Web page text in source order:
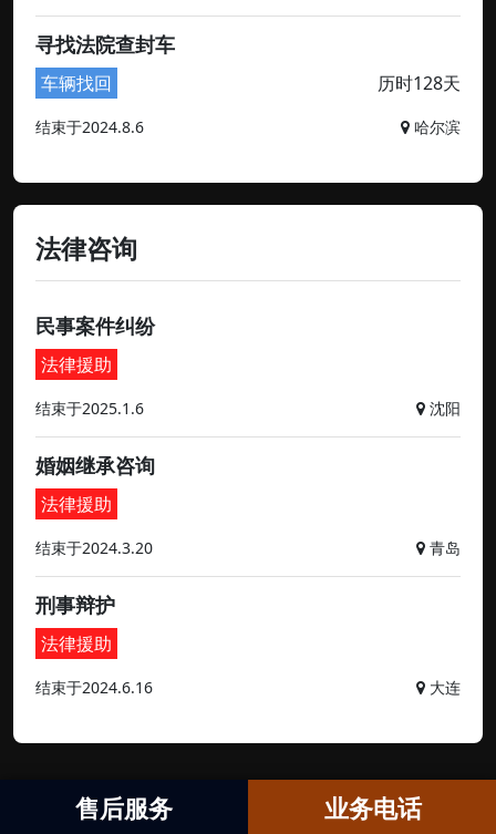
寻找法院查封车
车辆找回 历时128天
结束于2024.8.6 哈尔滨
法律咨询
民事案件纠纷
法律援助
结束于2025.1.6 沈阳
婚姻继承咨询
法律援助
结束于2024.3.20 青岛
刑事辩护
法律援助
结束于2024.6.16 大连
售后服务 业务电话